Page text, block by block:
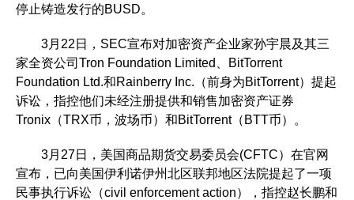
停止铸造发行的BUSD。
3月22日，SEC宣布对加密资产企业家孙宇晨及其三
家全资公司Tron Foundation Limited、BitTorrent
Foundation Ltd.和Rainberry Inc.（前身为BitTorrent）提起
诉讼，指控他们未经注册提供和销售加密资产证券
Tronix（TRX币，波场币）和BitTorrent（BTT币）。
3月27日，美国商品期货交易委员会(CFTC）在官网
宣布，已向美国伊利诺伊州北区联邦地区法院提起了一项
民事执行诉讼（civil enforcement action），指控赵长鹏和